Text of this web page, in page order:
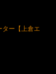
ター【上倉エ